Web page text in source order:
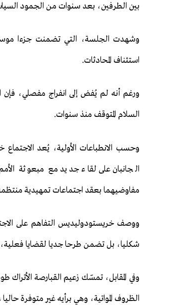
بين الطرفين، بعد سنوات من الجمود السياسي
وشهدت الجلسة، التي تضمنت جزءا موسعا
استئناف المحادثات.
ورغم أنه لم يُفض إلى انفراج مفصلي، فإن
السلام المتوقف منذ سنوات.
وحسب الانطباعات الأولية، يُعد
الجانبان على لقاء جديد مع مبعوثة
مفاوضيهما بعقد اجتماعات تمهيدية منتظمة
ووصف خريستودوليديس التفاهم على
شكليا، بل تضمن طرحا جديا لقضايا فعلية،
وفي المقابل، تمسّك زعيم القبارصة
الظروف المواتية، وهي برأيه غير متوفرة